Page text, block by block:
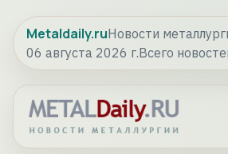
Metaldaily.ruНовости
06 августа 2026 г.Всего